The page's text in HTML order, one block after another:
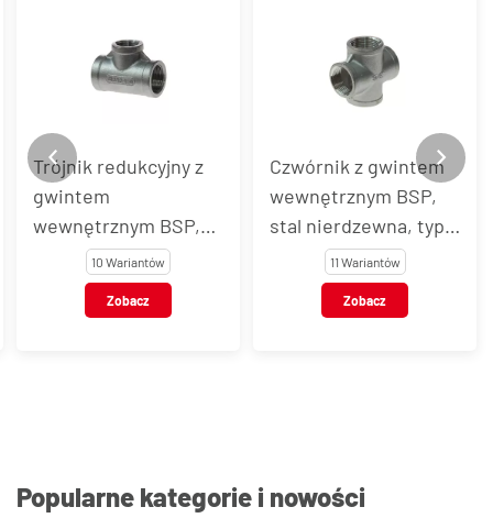
Czwórnik z gwintem
wewnętrznym BSP,
stal nierdzewna, typ
11 Wariantów
Zobacz
Trójnik z gwintem
wewnętrznym BSP,
stal nierdzewna, typ
10 Wariantów
Zobacz
Popularne kategorie i nowości